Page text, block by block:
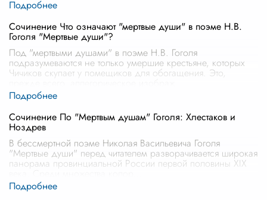
Сочинение Что означают "мертвые души" в поэме Н.В.
Гоголя "Мертвые души"?
Под "мертвыми душами" в поэме Н.В. Гоголя
подразумеваются не только умершие крестьяне, которых
Чичиков скупает у помещиков для обогащения. Это,
Сочинение По "Мертвым душам" Гоголя: Хлестаков и
Ноздрев
В бессмертной поэме Николая Васильевича Гоголя
"Мертвые души" перед читателем разворачивается широкая
панорама провинциальной России первой половины XIX